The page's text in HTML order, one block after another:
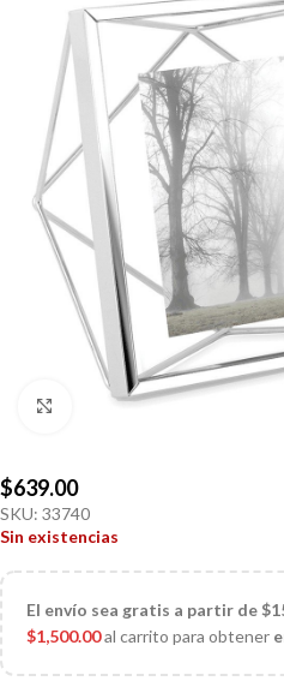
Click to enlarge
$639.00
SKU: 33740
Sin existencias
El envío sea gratis a partir de
$1,500.00al carrito para obtener